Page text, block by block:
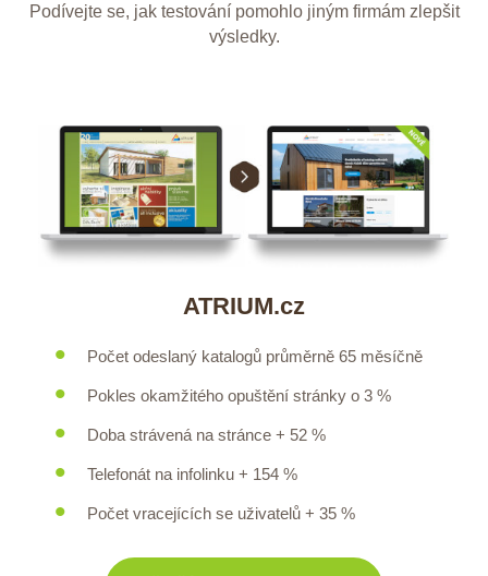
Podívejte se, jak testování pomohlo jiným firmám zlepšit
výsledky.
ATRIUM.cz
Počet odeslaný katalogů průměrně 65 měsíčně
Pokles okamžitého opuštění stránky o 3 %
Doba strávená na stránce + 52 %
Telefonát na infolinku + 154 %
Počet vracejících se uživatelů + 35 %